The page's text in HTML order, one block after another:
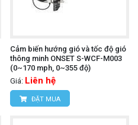
Cảm biến hướng gió và tốc độ gió
thông minh ONSET S-WCF-M003
(0~170 mph, 0~355 độ)
Giá: Liên hệ
ĐẶT MUA